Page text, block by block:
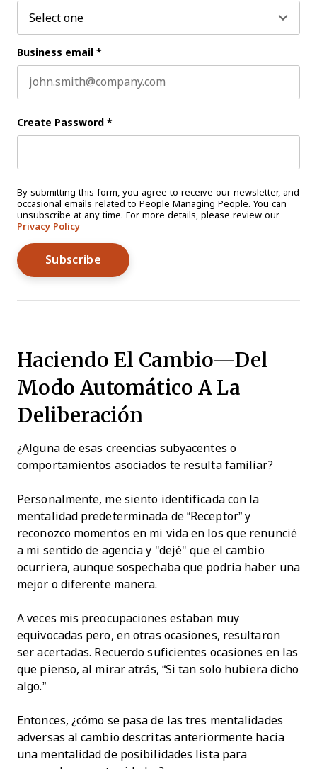
Business email *
Create Password *
By submitting this form, you agree to receive our newsletter, and
occasional emails related to People Managing People. You can
unsubscribe at any time. For more details, please review our
Privacy Policy
Haciendo El Cambio—Del
Modo Automático A La
Deliberación
¿Alguna de esas creencias subyacentes o
comportamientos asociados te resulta familiar?
Personalmente, me siento identificada con la
mentalidad predeterminada de “Receptor” y
reconozco momentos en mi vida en los que renuncié
a mi sentido de agencia y "dejé" que el cambio
ocurriera, aunque sospechaba que podría haber una
mejor o diferente manera.
A veces mis preocupaciones estaban muy
equivocadas pero, en otras ocasiones, resultaron
ser acertadas. Recuerdo suficientes ocasiones en las
que pienso, al mirar atrás, “Si tan solo hubiera dicho
algo.”
Entonces, ¿cómo se pasa de las tres mentalidades
adversas al cambio descritas anteriormente hacia
una mentalidad de posibilidades lista para